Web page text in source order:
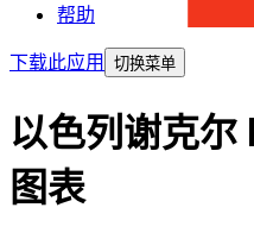
帮助
下载此应用
切换菜单
以色列谢克
图表